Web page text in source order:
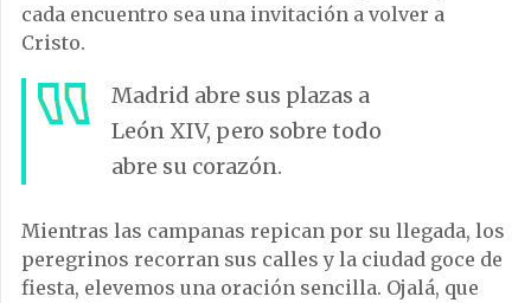
cada encuentro sea una invitación a volver a
Cristo.
Madrid abre sus plazas a
León XIV, pero sobre todo
abre su corazón.
Mientras las campanas repican por su llegada, los
peregrinos recorran sus calles y la ciudad goce de
fiesta, elevemos una oración sencilla. Ojalá, que